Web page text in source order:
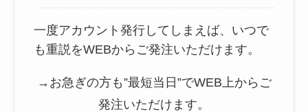
一度アカウント発行してしまえば、いつで
も重説をWEBからご発注いただけます。
→お急ぎの方も”最短当日”でWEB上からご
発注いただけます。